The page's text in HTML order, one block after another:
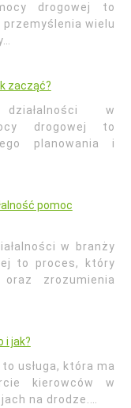
drogowej to
wielu
zacząć?
działalności w
drogowej to
planowania i
pomoc
w branży
to proces, który
zrozumienia
i jak?
usługa, która ma
kierowców w
na drodze.…